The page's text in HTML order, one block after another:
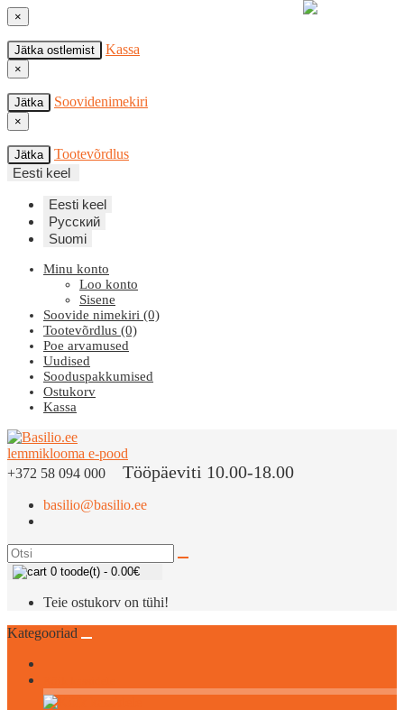
×
Jätka ostlemist Kassa
×
Jätka Soovidenimekiri
×
Jätka
Tootevõrdlus
Eesti keel
Eesti keel
Русский
Suomi
Minu konto
Loo konto
Sisene
Soovide nimekiri (0)
Tootevõrdlus (0)
Poe arvamused
Uudised
Sooduspakkumised
Ostukorv
Kassa
+372 58 094 000 Tööpäeviti 10.00-18.00
basilio@basilio.ee
0 toode(t) - 0.00€
Teie ostukorv on tühi!
Kategooriad